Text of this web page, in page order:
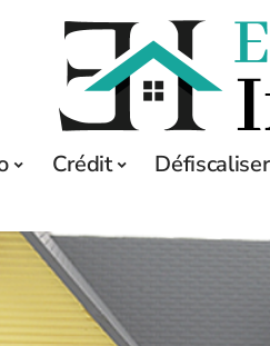
Crédit Défiscaliser